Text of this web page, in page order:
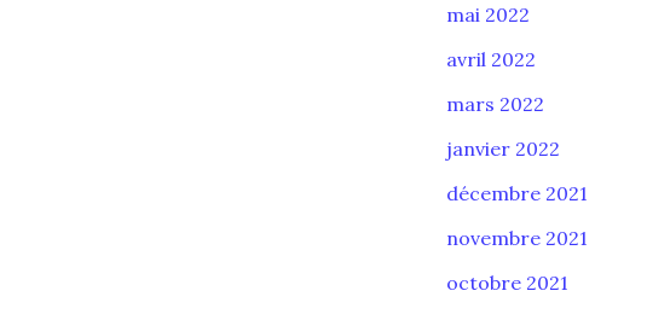
mai 2022
avril 2022
mars 2022
janvier 2022
décembre 2021
novembre 2021
octobre 2021